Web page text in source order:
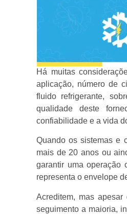
Há muitas
aplicação, número de
fluido refrigerante,
qualidade deste
confiabilidade e a vida
Quando os sistemas e
mais de 20 anos ou
garantir uma operação
representa o envelope
Acreditem, mas
seguimento a maioria,